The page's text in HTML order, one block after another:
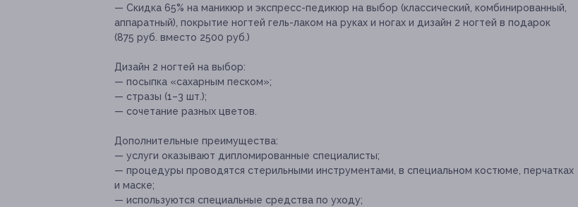
— Скидка 65% на маникюр и экспресс-педикюр на выбор (классический, комбинированный,
аппаратный), покрытие ногтей гель-лаком на руках и ногах и дизайн 2 ногтей в подарок
(875 руб. вместо 2500 руб.)
Дизайн 2 ногтей на выбор:
— посыпка «сахарным песком»;
— стразы (1–3 шт.);
— сочетание разных цветов.
Дополнительные преимущества:
— услуги оказывают дипломированные специалисты;
— процедуры проводятся стерильными инструментами, в специальном костюме, перчатках
и маске;
— используются специальные средства по уходу;